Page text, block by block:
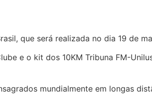
que será realizada no dia 19 de
e o kit dos 10KM Tribuna FM-
mundialmente em longas